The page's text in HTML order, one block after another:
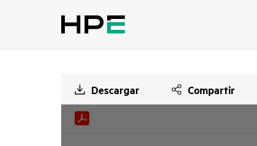
Descargar Compartir